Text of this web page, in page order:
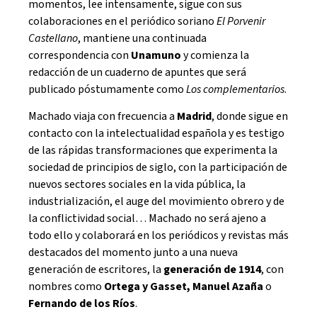
momentos, lee intensamente, sigue con sus
colaboraciones en el periódico sorianoEl Porvenir
Castellano, mantiene una continuada
correspondencia con Unamunoy comienza la
redacción de un cuaderno de apuntes que será
publicado póstumamente comoLos complementarios.
Machado viaja con frecuencia a Madrid, donde sigue en
contacto con la intelectualidad española y es testigo
de las rápidas transformaciones que experimenta la
sociedad de principios de siglo, con la participación de
nuevos sectores sociales en la vida pública, la
industrialización, el auge del movimiento obrero y de
la conflictividad social… Machado no será ajeno a
todo ello y colaborará en los periódicos y revistas más
destacados del momento junto a una nueva
generación de escritores, la generación de 1914, con
nombres como Ortega y Gasset, Manuel Azañao
Fernando de los Ríos.